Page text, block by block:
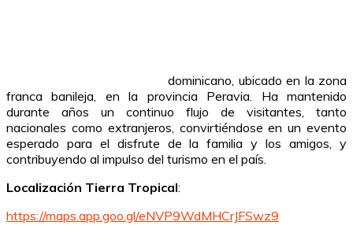
dominicano, ubicado en la zona
franca banileja, en la provincia Peravia. Ha mantenido
durante años un continuo flujo de visitantes, tanto
nacionales como extranjeros, convirtiéndose en un evento
esperado para el disfrute de la familia y los amigos, y
contribuyendo al impulso del turismo en el país.
Localización Tierra Tropical:
https://maps.app.goo.gl/eNVP9WdMHCrJFSwz9